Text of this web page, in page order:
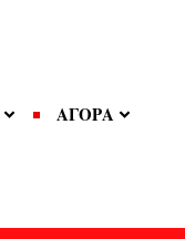
ΑΓΟΡΑ